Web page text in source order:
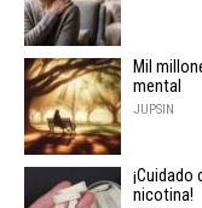
Mil
mental
JUPSIN
nicotina!